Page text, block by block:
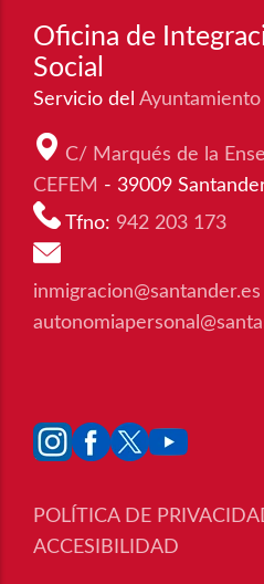
Oficina de
Social
Servicio del
C/ Marqués de la
CEFEM - 39009
Tfno: 942 203 173
inmigracion@santander.es
POLÍTICA DE
ACCESIBILIDAD